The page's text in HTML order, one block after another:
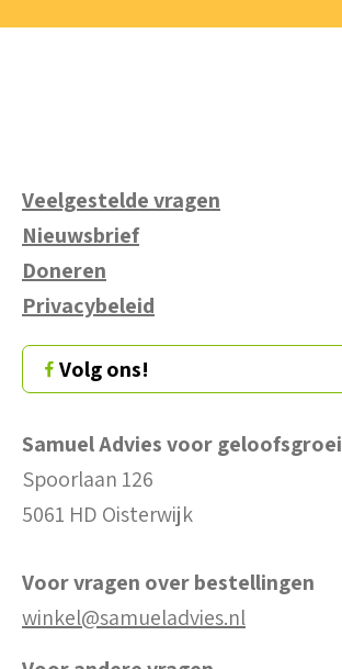
Veelgestelde vragen
Nieuwsbrief
Doneren
Privacybeleid
Volg ons!
Samuel Advies voor geloofsgroei
Spoorlaan 126
5061 HD Oisterwijk
Voor vragen over bestellingen
winkel@samueladvies.nl